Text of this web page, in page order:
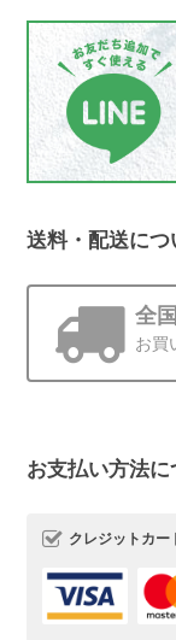
他にはあまりない、
送料・配送につ
全
お買
お支払い方法に
クレジットカー